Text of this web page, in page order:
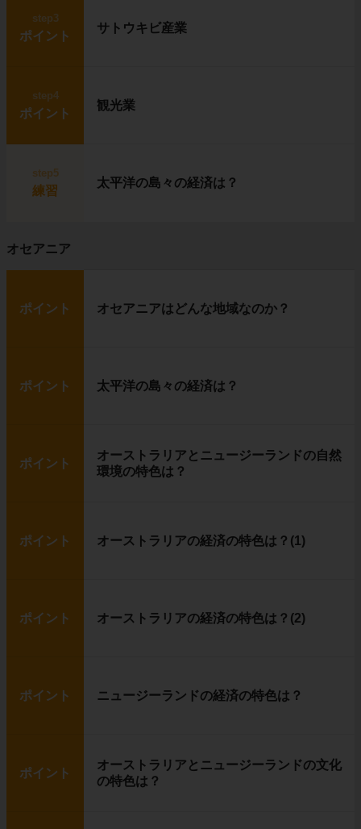
普段はイグルー
犬ぞり
暮らしているというわけです。
step3
ポイント
サトウキビ産業
step4
ポイント
観光業
step5
練習
太平洋の島々の経済は？
オセアニア
ポイント オセアニアはどんな地域なのか？
ポイント 太平洋の島々の経済は？
ポイント
オーストラリアとニュージーランドの自然
環境の特色は？
ポイント オーストラリアの経済の特色は？(1)
ポイント オーストラリアの経済の特色は？(2)
ポイント ニュージーランドの経済の特色は？
ポイント
オーストラリアとニュージーランドの文化
の特色は？